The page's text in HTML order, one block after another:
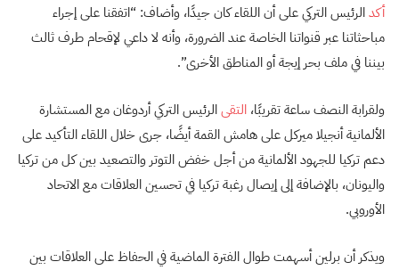
أكدالرئيس التركي على أن اللقاء كان جيدًا، وأضاف: “اتفقنا على إجراء
مباحثاتنا عبر قنواتنا الخاصة عند الضرورة، وأنه لا داعي لإقحام طرف ثالث
بيننا في ملف بحر إيجة أو المناطق الأخرى”.
ولقرابة النصف ساعة تقريبًا، التقىالرئيس التركي أردوغان مع المستشارة
الألمانية أنجيلا ميركل على هامش القمة أيضًا، جرى خلال اللقاء التأكيد على
دعم تركيا للجهود الألمانية من أجل خفض التوتر والتصعيد بين كل من تركيا
واليونان، بالإضافة إلى إيصال رغبة تركيا في تحسين العلاقات مع الاتحاد
الأوروبي.
ويذكر أن برلين أسهمت طوال الفترة الماضية في الحفاظ على العلاقات بين